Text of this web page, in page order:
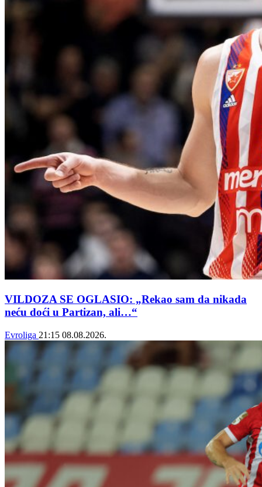
VILDOZA SE OGLASIO: „Rekao sam da nikada
neću doći u Partizan, ali…“
Evroliga 21:15 08.08.2026.